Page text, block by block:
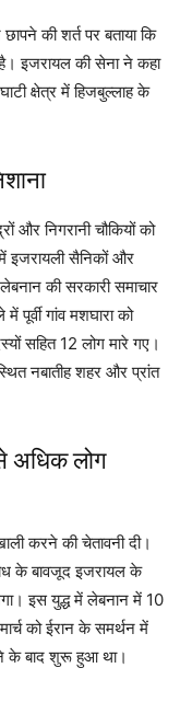
की शर्त पर बताया कि
इजरायल की सेना ने कहा
क्षेत्र में हिजबुल्लाह के
निगरानी चौकियों को
में इजरायली सैनिकों और
की सरकारी समाचार
गांव मशघारा को
सहित 12 लोग मारे गए।
नबातीह शहर और प्रांत
अधिक लोग
करने की चेतावनी दी।
के बावजूद इजरायल के
इस युद्ध में लेबनान में 10
को ईरान के समर्थन में
के बाद शुरू हुआ था।